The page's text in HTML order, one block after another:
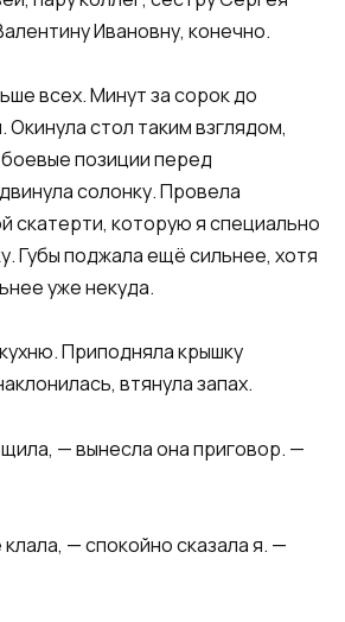
Ивановну, конечно.
всех. Минут за сорок до
Окинула стол таким взглядом,
позиции перед
солонку. Провела
скатерти, которую я специально
Губы поджала ещё сильнее, хотя
уже некуда.
Приподняла крышку
втянула запах.
— вынесла она приговор. —
— спокойно сказала я. —